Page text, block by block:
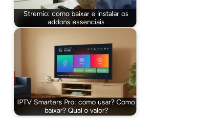
Stremio: como baixar e instalar os
addons essenciais
IPTV Smarters Pro: como usar? Como
baixar? Qual o valor?